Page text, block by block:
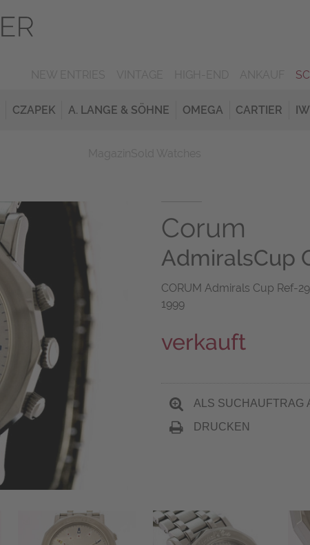
CZAPEK A. LANGE & SÖHNE OMEGA CARTIER
Corum
AdmiralsCup
CORUM Admirals Cup Ref-
1999
verkauft
ALS SUCHAUFTRAG
DRUCKEN